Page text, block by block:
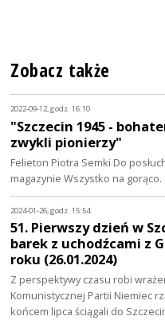
Zobacz także
2022-09-12, godz. 16:10
"Szczecin 1945 -
zwykli pionierzy"
Felieton Piotra Semki Do
magazynie Wszystko na gorąco.
2024-01-26, godz. 15:54
51. Pierwszy dzień w
barek z uchodźcami z
roku (26.01.2024)
Z perspektywy czasu robi
Komunistycznej Partii Niemiec
końcem lipca ściągali do